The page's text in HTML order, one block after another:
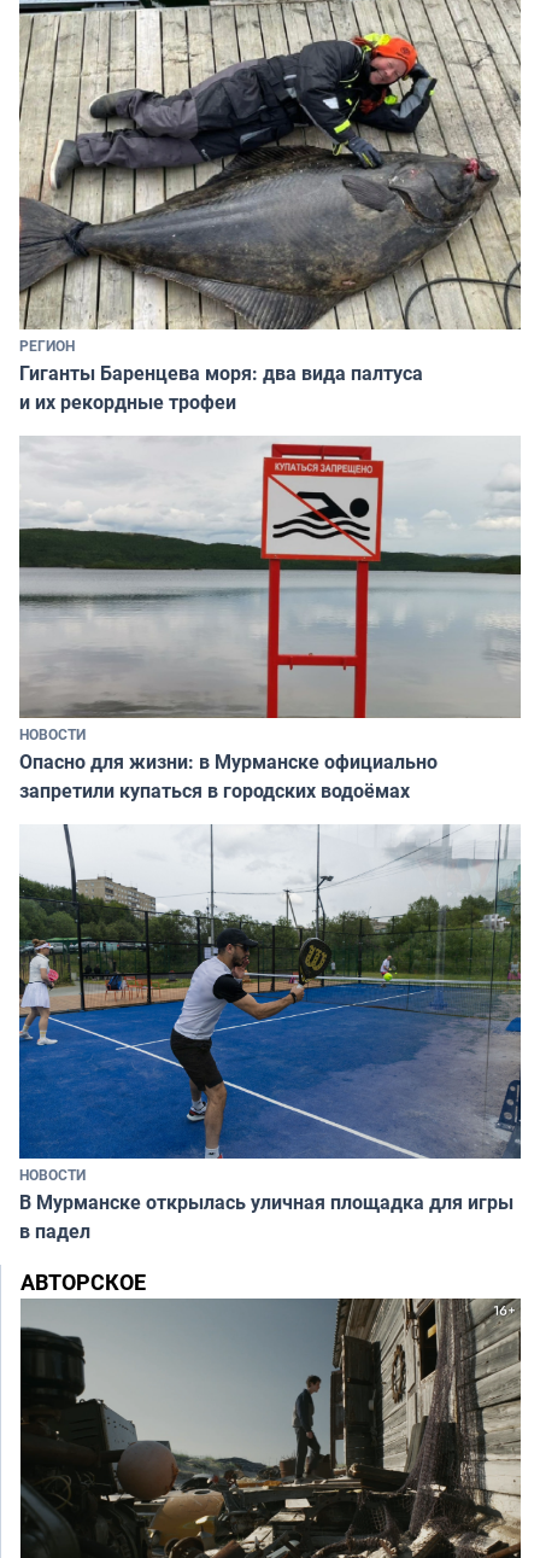
РЕГИОН
Гиганты Баренцева моря: два вида палтуса
и их рекордные трофеи
НОВОСТИ
Опасно для жизни: в Мурманске официально
запретили купаться в городских водоёмах
НОВОСТИ
В Мурманске открылась уличная площадка для игры
в падел
АВТОРСКОЕ